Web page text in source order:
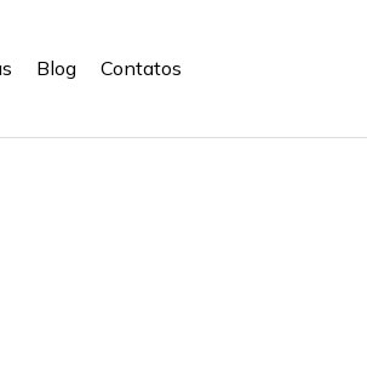
Blog Contatos